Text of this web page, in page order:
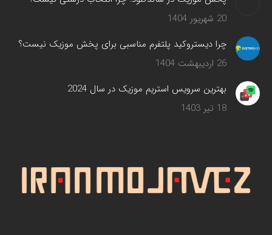
20 شهریور 1404
چرا دیستروکید پلتفرم مناسبی برای پخش موزیک نیست؟
26 اردیبهشت 1404
بهترین سرویس‌ استریم موزیک در سال 2024
18 تیر 1403